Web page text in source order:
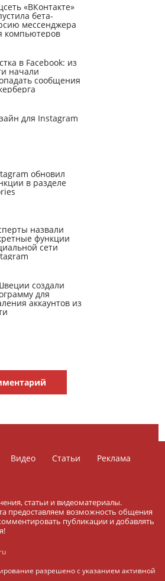
«ВКонтакте»
бета-
мессенджера
компьютеров
в Facebook: из
начали
сообщения
для Instagram
обновил
в разделе
назвали
функции
сети
создали
для
аккаунтов из
Видео Статьи
Реклама
статьи и видеоматериалы.
предоставляем возможность общения
публикации и добавлять
разрешено с указанием активной